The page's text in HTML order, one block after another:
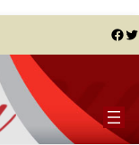
Facebook Twitter